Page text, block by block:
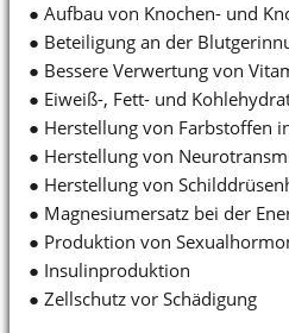
● Aufbau von Knochen- und
● Beteiligung an der
● Bessere Verwertung von
● Eiweiß-, Fett- und
● Herstellung von Farbstoffen
● Herstellung von
● Herstellung von
● Magnesiumersatz bei der
● Produktion von
● Insulinproduktion
● Zellschutz vor Schädigung